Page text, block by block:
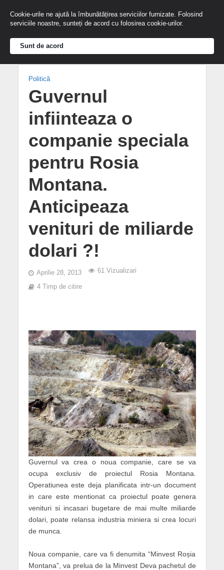
Politică
Guvernul
infiinteaza o
companie speciala
pentru Rosia
Montana.
Anticipeaza
venituri de miliarde
dolari ?!
Aprilie 28, 2013 61 Vizualizari
4 Timp de citire
Guvernul va crea o noua companie, care se va
ocupa exclusiv de proiectul Rosia Montana.
Operatiunea este deja planificata intr-un document
in care este mentionat ca proiectul poate genera
venituri si incasari bugetare de mai multe miliarde
dolari, poate relansa industria miniera si crea locuri
de munca.
Noua companie, care va fi denumita “Minvest Roșia
Montana”, va prelua de la Minvest Deva pachetul de
Cookie-urile ne ajută la îmbunătățirea serviciilor furnizate. Folosind
serviciile noastre, sunteți de acord cu folosirea cookie-urilor.
Sunt de acord